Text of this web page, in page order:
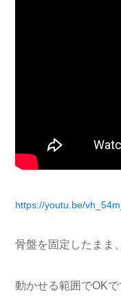
https://youtu.be/
骨盤を固定したまま
動かせる範囲でOK